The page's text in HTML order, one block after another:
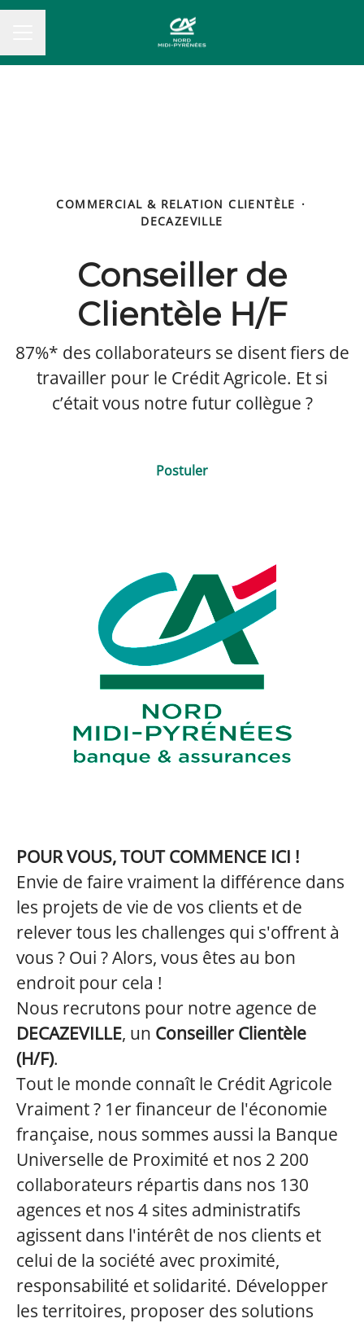
COMMERCIAL & RELATION CLIENTÈLE ·
DECAZEVILLE
Conseiller de
Clientèle H/F
87%* des collaborateurs se disent fiers de
travailler pour le Crédit Agricole. Et si
c’était vous notre futur collègue ?
Postuler
POUR VOUS, TOUT COMMENCE ICI !
Envie de faire vraiment la différence dans
les projets de vie de vos clients et de
relever tous les challenges qui s'offrent à
vous ? Oui ? Alors, vous êtes au bon
endroit pour cela !
Nous recrutons pour notre agence de
DECAZEVILLE, un Conseiller Clientèle
(H/F).
Tout le monde connaît le Crédit Agricole
Vraiment ? 1er financeur de l'économie
française, nous sommes aussi la Banque
Universelle de Proximité et nos 2 200
collaborateurs répartis dans nos 130
agences et nos 4 sites administratifs
agissent dans l'intérêt de nos clients et
celui de la société avec proximité,
responsabilité et solidarité. Développer
les territoires, proposer des solutions